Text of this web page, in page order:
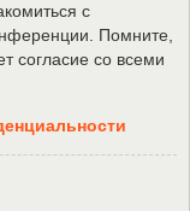
с
Помните,
согласие со всеми